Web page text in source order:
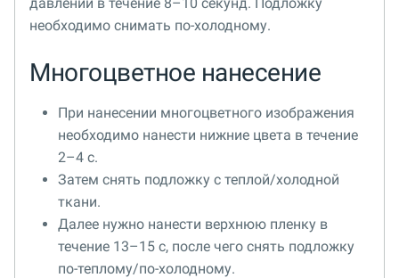
необходимо снимать по-холодному.
Многоцветное нанесение
При нанесении многоцветного изображения
необходимо нанести нижние цвета в течение
2–4 с.
Затем снять подложку с теплой/холодной
ткани.
Далее нужно нанести верхнюю пленку в
течение 13–15 с, после чего снять подложку
по-теплому/по-холодному.